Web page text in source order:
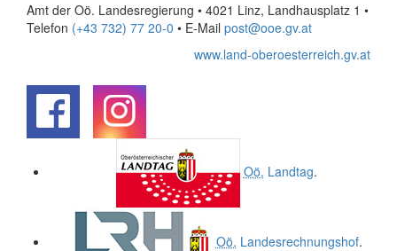
Amt der Oö. Landesregierung • 4021 Linz, Landhausplatz 1 •
Telefon (+43 732) 77 20-0 • E-Mail post@ooe.gv.at
www.land-oberoesterreich.gv.at
Oö. Landtag.
Oö. Landesrechnungshof.